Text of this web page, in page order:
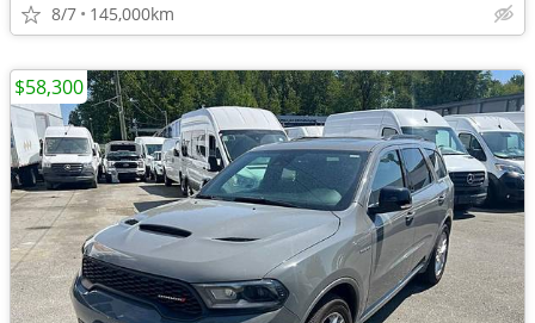
8/7 145,000km
$58,300